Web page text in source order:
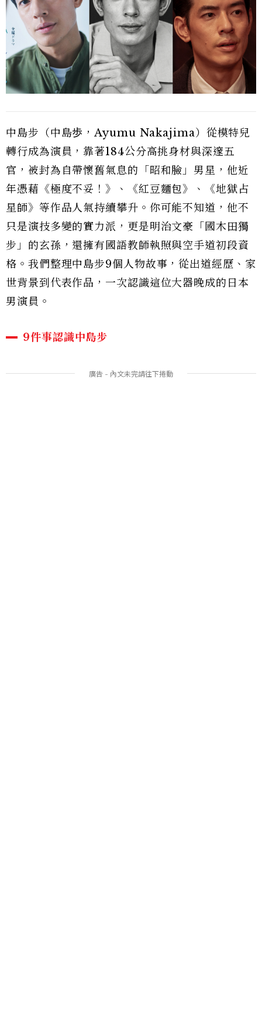
中島步（中島歩，Ayumu Nakajima）從模特兒
轉行成為演員，靠著184公分高挑身材與深邃五
官，被封為自帶懷舊氣息的「昭和臉」男星，他近
年憑藉《極度不妥！》、《紅豆麵包》、《地獄占
星師》等作品人氣持續攀升。你可能不知道，他不
只是演技多變的實力派，更是明治文豪「國木田獨
步」的玄孫，還擁有國語教師執照與空手道初段資
格。我們整理中島步9個人物故事，從出道經歷、家
世背景到代表作品，一次認識這位大器晚成的日本
男演員。
9件事認識中島步